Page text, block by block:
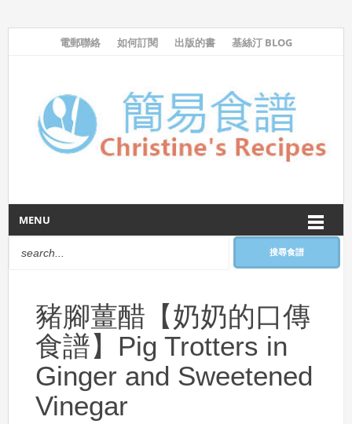
電郵聯絡 如何訂閱 出版的書 基絲汀 BLOG
MENU
搜尋食譜
豬腳薑醋【奶奶的口傳
食譜】Pig Trotters in
Ginger and Sweetened
Vinegar